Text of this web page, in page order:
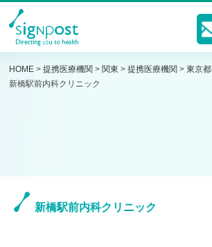
HOME >提携医療機関 > 関東 >提携医療機関 >東京都
新橋駅前内科クリニック
新橋駅前内科クリニック